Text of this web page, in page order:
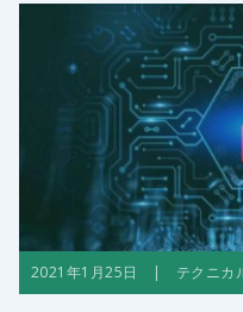
2021年1月25日 | テクニカ